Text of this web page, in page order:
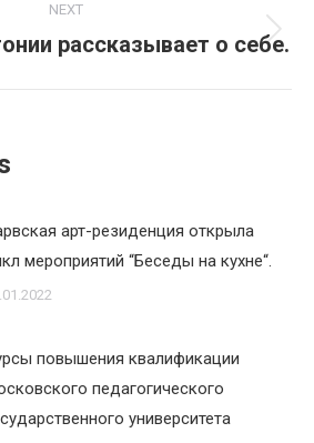
NEXT
Next
рассказывает о себе.
арт-резиденция открыла
мероприятий “Беседы на кухне“.
повышения квалификации
педагогического
университета